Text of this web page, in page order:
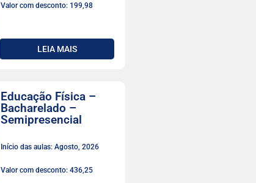
Valor com desconto: 199,98
LEIA MAIS
Educação Física –
Bacharelado –
Semipresencial
Início das aulas: Agosto, 2026
Valor com desconto: 436,25